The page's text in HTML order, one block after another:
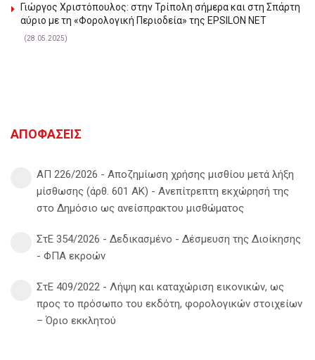
Γιώργος Χριστόπουλος: στην Τρίπολη σήμερα και στη Σπάρτη
αύριο με τη «Φορολογική Περιοδεία» της EPSILON NET
(28.05.2025)
ΑΠΟΦΑΣΕΙΣ
ΑΠ 226/2026 - Αποζημίωση χρήσης μισθίου μετά λήξη
μίσθωσης (άρθ. 601 ΑΚ) - Ανεπίτρεπτη εκχώρησή της
στο Δημόσιο ως ανείσπρακτου μισθώματος
ΣτΕ 354/2026 - Δεδικασμένο - Δέσμευση της Διοίκησης
- ΦΠΑ εκροών
ΣτΕ 409/2022 - Λήψη και καταχώριση εικονικών, ως
προς το πρόσωπο του εκδότη, φορολογικών στοιχείων
– Όριο εκκλητού